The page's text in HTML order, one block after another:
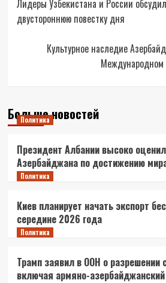
записи
Лидеры Узбекистана и России
двустороннюю повестку дня
Культурное наследие
Международном
Больше новостей
Политика
Президент Албании высоко
Азербайджана по достижению
Политика
Киев планирует начать экспорт
середине 2026 года
Политика
Трамп заявил в ООН о разрешении
включая армяно-азербайджанский